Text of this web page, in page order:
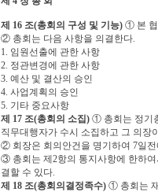
제 16 조(총회의 구성 및 기능) ① 본
② 총회는 다음 사항을 의결한다.
1. 임원선출에 관한 사항
2. 정관변경에 관한 사항
3. 예산 및 결산의 승인
4. 사업계획의 승인
5. 기타 중요사항
제 17 조(총회의 소집) ① 총회는 정기
직무대행자가 수시 소집하고 그 의장
② 회장은 회의안건을 명기하여 7일
③ 총회는 제 2항의 통지사항에 한하
결할 수 있다.
제 18 조(총회의결정족수) ① 총회는